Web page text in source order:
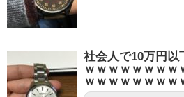
社会人で10万円以
ｗｗｗｗｗｗｗｗ
ｗｗｗｗｗｗｗｗ